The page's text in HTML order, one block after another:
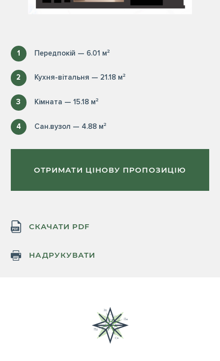
1 Передпокій — 6.01 м²
2 Кухня-вітальня — 21.18 м²
3 Кімната — 15.18 м²
4 Сан.вузол — 4.88 м²
ОТРИМАТИ ЦІНОВУ ПРОПОЗИЦІЮ
СКАЧАТИ PDF
НАДРУКУВАТИ